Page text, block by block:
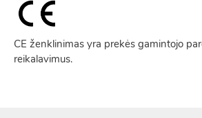
CE ženklinimas yra prekės gamintojo
reikalavimus.